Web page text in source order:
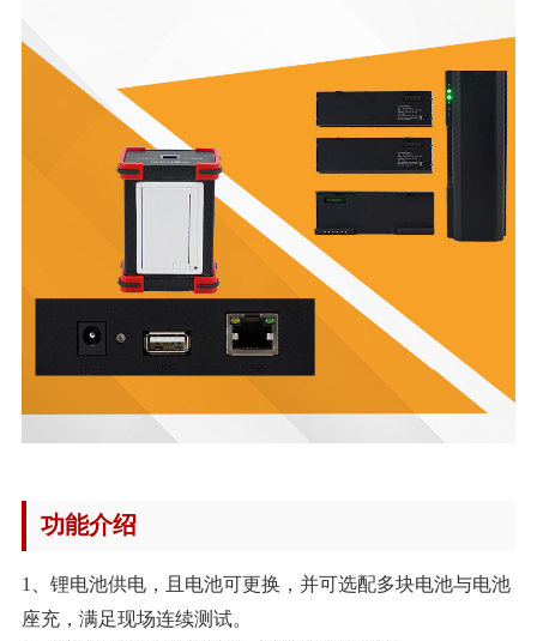
功能介绍
1、锂电池供电，且电池可更换，并可选配多块电池与电池
座充，满足现场连续测试。